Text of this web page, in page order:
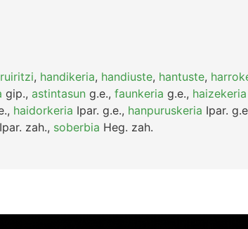
, handikeria, handiuste, hantuste,
gip., astintasun g.e., faunkeria g.e., haizekeria
, haidorkeria Ipar. g.e., hanpuruskeria Ipar.
Ipar. zah., soberbia Heg. zah.